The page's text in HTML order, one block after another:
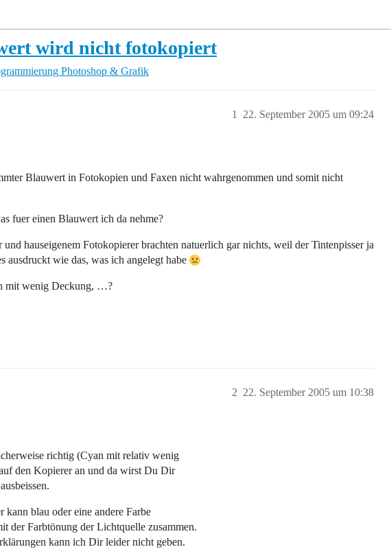
wird nicht fotokopiert
Photoshop & Grafik
22. September 2005 um 09:24
1
Blauwert in Fotokopien und Faxen nicht wahrgenommen und somit nicht
fuer einen Blauwert ich da nehme?
und hauseigenem Fotokopierer brachten natuerlich gar nichts, weil der Tintenpisser ja
ausdruckt wie das, was ich angelegt habe
mit wenig Deckung, …?
22. September 2005 um 10:38
2
richtig (Cyan mit relativ wenig
den Kopierer an und da wirst Du Dir
kann blau oder eine andere Farbe
der Farbtönung der Lichtquelle zusammen.
kann ich Dir leider nicht geben.